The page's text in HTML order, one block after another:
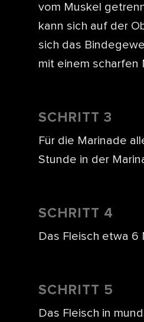
vom Muskel
kann sich auf der
sich das
mit einem scharfen
SCHRITT 3
Für die Marinade
Stunde in der
SCHRITT 4
Das Fleisch etwa 6
SCHRITT 5
Das Fleisch in